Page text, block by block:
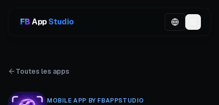
AppStudio
Toutes les apps
MOBILE APP BY FBAPPSTUDIO